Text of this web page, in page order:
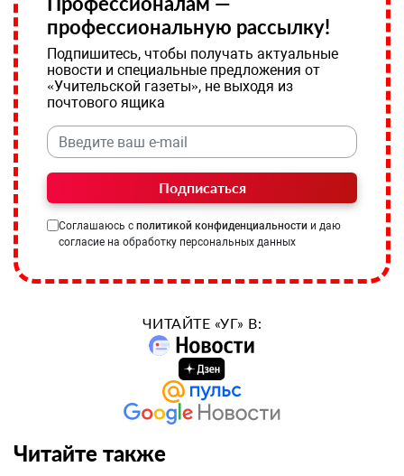
профессиональную рассылку!
Подпишитесь, чтобы получать актуальные
новости и специальные предложения от
«Учительской газеты», не выходя из
почтового ящика
Подписаться
Соглашаюсь с политикой конфиденциальности и даю
согласие на обработку персональных данных
ЧИТАЙТЕ «УГ» В:
Читайте также